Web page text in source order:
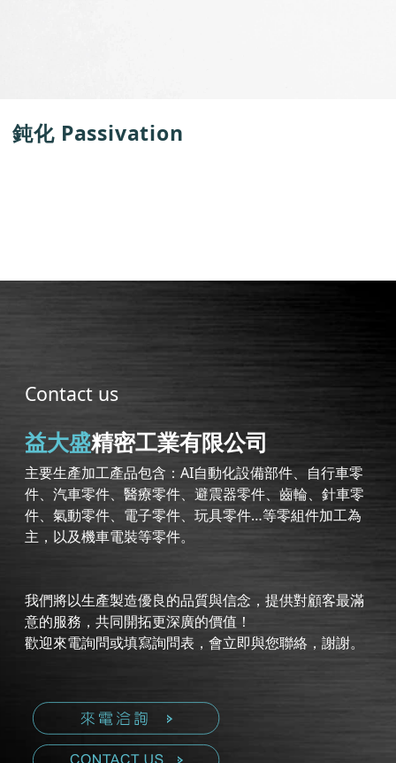
鈍化 Passivation
Contact us
益大盛精密工業有限公司
主要生產加工產品包含：AI自動化設備部件、自行車零
件、汽車零件、醫療零件、避震器零件、齒輪、針車零
件、氣動零件、電子零件、玩具零件…等零組件加工為
主，以及機車電裝等零件。
我們將以生產製造優良的品質與信念，提供對顧客最滿
意的服務，共同開拓更深廣的價值！
歡迎來電詢問或填寫詢問表，會立即與您聯絡，謝謝。